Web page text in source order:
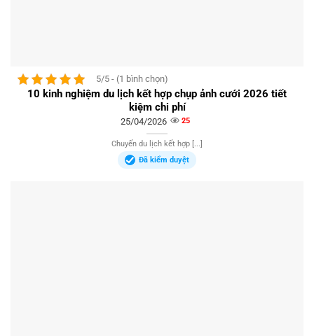
5/5 - (1 bình chọn)
10 kinh nghiệm du lịch kết hợp chụp ảnh cưới 2026 tiết
kiệm chi phí
25/04/2026 25
Chuyến du lịch kết hợp [...]
Đã kiểm duyệt